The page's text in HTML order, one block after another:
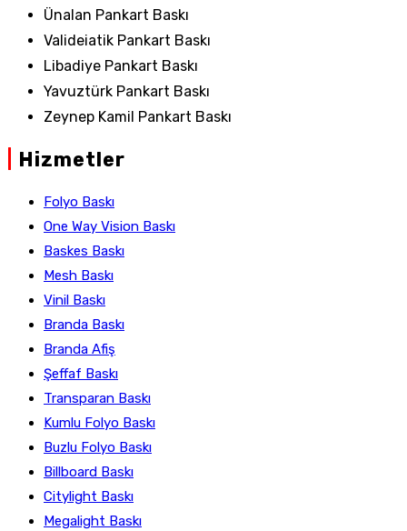
Ünalan Pankart Baskı
Valideiatik Pankart Baskı
Libadiye Pankart Baskı
Yavuztürk Pankart Baskı
Zeynep Kamil Pankart Baskı
Hizmetler
Folyo Baskı
One Way Vision Baskı
Baskes Baskı
Mesh Baskı
Vinil Baskı
Branda Baskı
Branda Afiş
Şeffaf Baskı
Transparan Baskı
Kumlu Folyo Baskı
Buzlu Folyo Baskı
Billboard Baskı
Citylight Baskı
Megalight Baskı